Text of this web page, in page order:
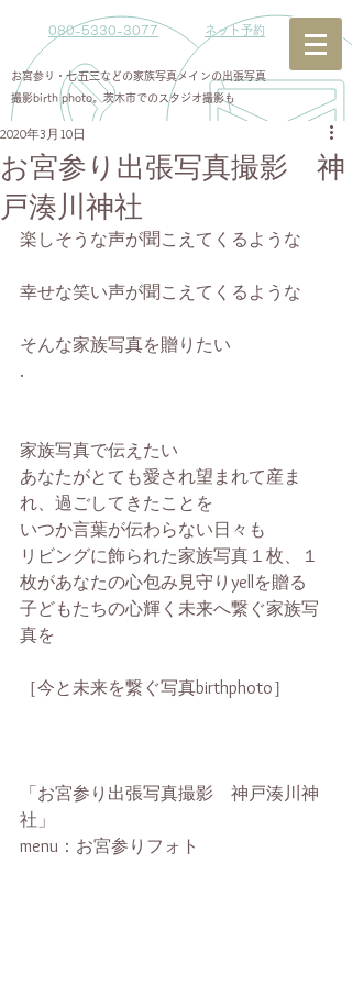
080-5330-3077 ネット予約
お宮参り・七五三などの家族写真メインの出張写真
撮影birth photo。茨木市でのスタジオ撮影も
お宮参り出張写真撮影 神
戸湊川神社
2020年3月10日
楽しそうな声が聞こえてくるような
幸せな笑い声が聞こえてくるような
そんな家族写真を贈りたい
.
家族写真で伝えたい
あなたがとても愛され望まれて産ま
れ、過ごしてきたことを
いつか言葉が伝わらない日々も
リビングに飾られた家族写真１枚、１
枚があなたの心包み見守りyellを贈る
子どもたちの心輝く未来へ繋ぐ家族写
真を
［今と未来を繋ぐ写真birthphoto］
「お宮参り出張写真撮影　神戸湊川神
社」
menu：お宮参りフォト